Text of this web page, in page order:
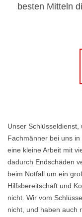
besten Mitteln
Unser
Fachmänner bei uns
eine kleine Arbeit mit
dadurch Endschäden
beim Notfall um ein
Hilfsbereitschaft und
nicht. Wir vom
nicht, und haben auch